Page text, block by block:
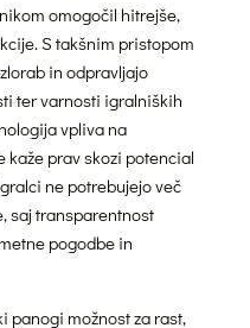
omogočil hitrejše,
S takšnim pristopom
in odpravljajo
ter varnosti igralniških
vpliva na
prav skozi potencial
ne potrebujejo več
saj transparentnost
pogodbe in
panogi možnost za rast,